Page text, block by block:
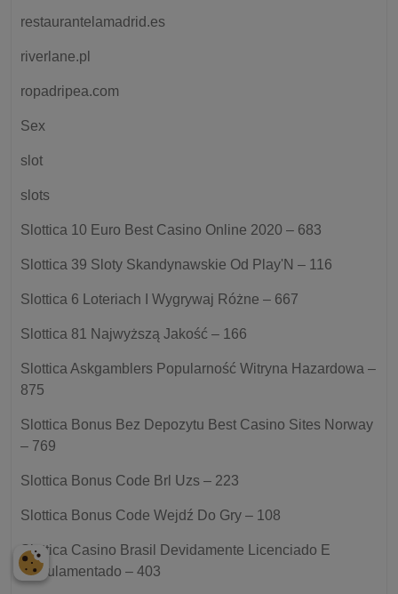
restaurantelamadrid.es
riverlane.pl
ropadripea.com
Sex
slot
slots
Slottica 10 Euro Best Casino Online 2020 – 683
Slottica 39 Sloty Skandynawskie Od Play'N – 116
Slottica 6 Loteriach I Wygrywaj Różne – 667
Slottica 81 Najwyższą Jakość – 166
Slottica Askgamblers Popularność Witryna Hazardowa –
875
Slottica Bonus Bez Depozytu Best Casino Sites Norway
– 769
Slottica Bonus Code Brl Uzs – 223
Slottica Bonus Code Wejdź Do Gry – 108
Slottica Casino Brasil Devidamente Licenciado E
Regulamentado – 403